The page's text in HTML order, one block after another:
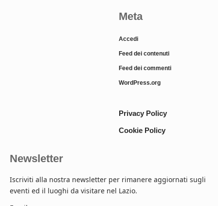
Meta
Accedi
Feed dei contenuti
Feed dei commenti
WordPress.org
Privacy Policy
Cookie Policy
Newsletter
Iscriviti alla nostra newsletter per rimanere aggiornati sugli
eventi ed il luoghi da visitare nel Lazio.